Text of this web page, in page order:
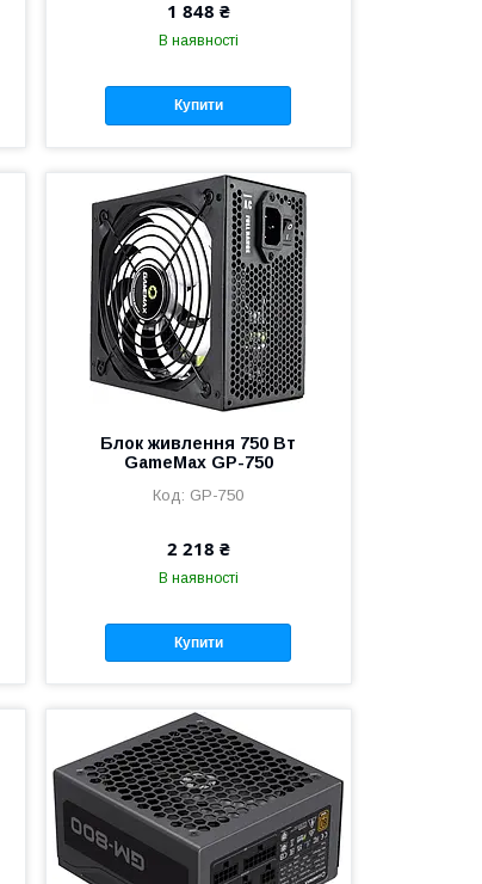
1 848 ₴
В наявності
Купити
Блок живлення 750 Вт
GameMax GP-750
GP-750
2 218 ₴
В наявності
Купити